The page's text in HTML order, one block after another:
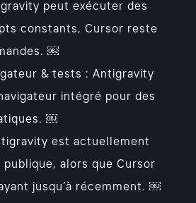
peut exécuter des
constants, Cursor reste
￼
& tests : Antigravity
intégré pour des
￼
est actuellement
alors que Cursor
jusqu’à récemment. ￼